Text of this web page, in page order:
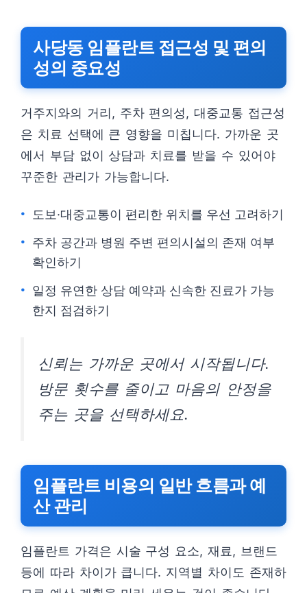
사당동 임플란트 접근성 및 편의
성의 중요성
거주지와의 거리, 주차 편의성, 대중교통 접근성
은 치료 선택에 큰 영향을 미칩니다. 가까운 곳
에서 부담 없이 상담과 치료를 받을 수 있어야
꾸준한 관리가 가능합니다.
도보·대중교통이 편리한 위치를 우선 고려하기
주차 공간과 병원 주변 편의시설의 존재 여부
확인하기
일정 유연한 상담 예약과 신속한 진료가 가능
한지 점검하기
신뢰는 가까운 곳에서 시작됩니다.
방문 횟수를 줄이고 마음의 안정을
주는 곳을 선택하세요.
임플란트 비용의 일반 흐름과 예
산 관리
임플란트 가격은 시술 구성 요소, 재료, 브랜드
등에 따라 차이가 큽니다. 지역별 차이도 존재하